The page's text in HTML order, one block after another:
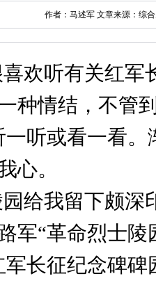
作者： 马述军文章来源： 综
欢听有关红军
种情结，不管
一听或看一看
心。
给我留下颇深
军“革命烈士
军长征纪念碑